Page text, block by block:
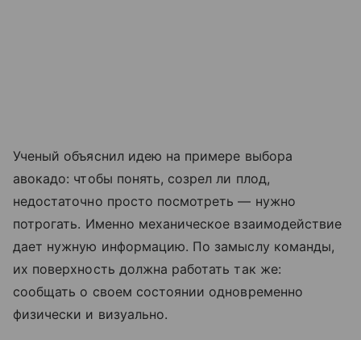
Ученый объяснил идею на примере выбора
авокадо: чтобы понять, созрел ли плод,
недостаточно просто посмотреть — нужно
потрогать. Именно механическое взаимодействие
дает нужную информацию. По замыслу команды,
их поверхность должна работать так же:
сообщать о своем состоянии одновременно
физически и визуально.